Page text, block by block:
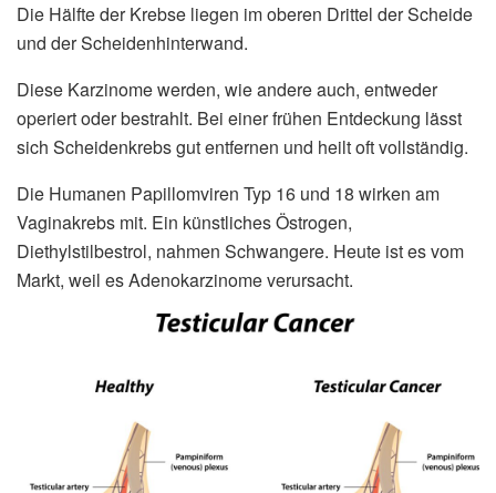
Die Hälfte der Krebse liegen im oberen Drittel der Scheide
und der Scheidenhinterwand.
Diese Karzinome werden, wie andere auch, entweder
operiert oder bestrahlt. Bei einer frühen Entdeckung lässt
sich Scheidenkrebs gut entfernen und heilt oft vollständig.
Die Humanen Papillomviren Typ 16 und 18 wirken am
Vaginakrebs mit. Ein künstliches Östrogen,
Diethylstilbestrol, nahmen Schwangere. Heute ist es vom
Markt, weil es Adenokarzinome verursacht.